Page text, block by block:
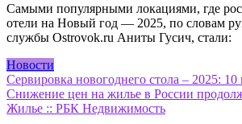
Самыми популярными локациями, где
отели на Новый год — 2025, по словам
службы Ostrovok.ru Аниты Гусич, стали:
Новости
Навигация
по
Сервировка новогоднего стола – 2025: 10
Снижение цен на жилье в России
Жилье :: РБК Недвижимость